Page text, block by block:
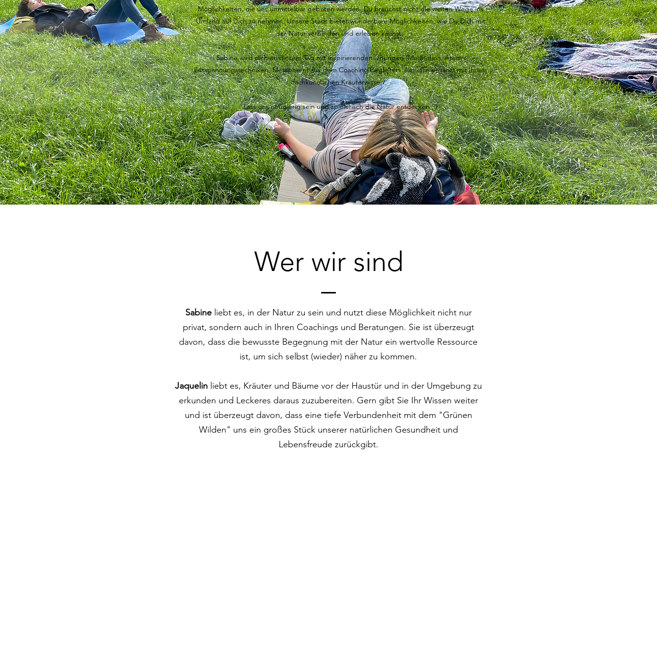
Möglichkeiten, die uns unmittelbar geboten werden. Du brauchst nicht die weiten Wege ins
Umland auf Dich zu nehmen. Unsere Stadt bietet wunderbare Möglichkeiten, wie Du Dich mit
der Natur verbinden und erleben kannst.
Sabine wird dich an diesem Tag mit inspirierenden Übungen (Meditation, Atem-
Entspannungstechniken, Metaphern) aus dem Coaching begleiten. Jaquelin ergänzt mit Ihrem
fachkundlichen Kräuterwissen.
Lass uns neugierig sein und spielerisch die Natur entdecken ; )
Wer wir sind
Sabine liebt es, in der Natur zu sein und nutzt diese Möglichkeit nicht nur
privat, sondern auch in Ihren Coachings und Beratungen. Sie ist überzeugt
davon, dass die bewusste Begegnung mit der Natur ein wertvolle Ressource
ist, um sich selbst (wieder) näher zu kommen.
Jaquelinliebt es, Kräuter und Bäume vor der Haustür und in der Umgebung zu
erkunden und Leckeres daraus zuzubereiten. Gern gibt Sie Ihr Wissen weiter
und ist überzeugt davon, dass eine tiefe Verbundenheit mit dem "Grünen
Wilden" uns ein großes Stück unserer natürlichen Gesundheit und
Lebensfreude zurückgibt.